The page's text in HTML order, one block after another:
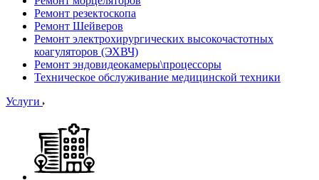
Ремонт резектоскопа
Ремонт Шейверов
Ремонт электрохирургических высокочастотных
коагуляторов (ЭХВЧ)
Ремонт эндовидеокамеры\процессоры
Техническое обслуживание медицинской техники
Услуги